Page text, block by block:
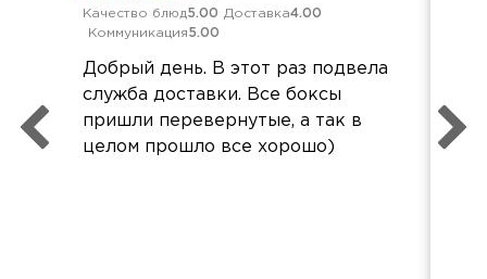
Качество блюд5.00 Доставка4.00
Коммуникация5.00
Добрый день. В этот раз подвела
служба доставки. Все боксы
пришли перевернутые, а так в
целом прошло все хорошо)